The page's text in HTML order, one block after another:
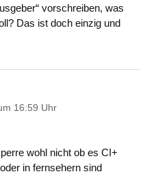
vorschreiben, was
Das ist doch einzig und
16:59 Uhr
wohl nicht ob es CI+
in fernsehern sind